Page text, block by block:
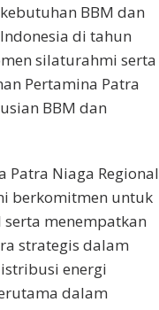
BBM dan
di tahun
silaturahmi serta
Pertamina Patra
BBM dan
Patra Niaga Regional
berkomitmen untuk
menempatkan
strategis dalam
energi
dalam